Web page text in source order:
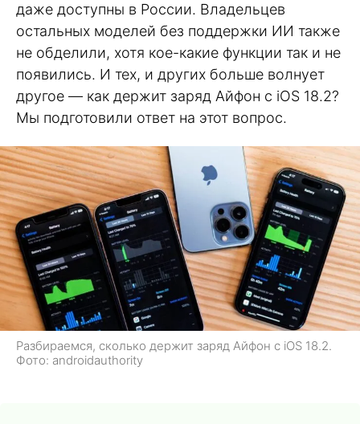
даже доступны в России. Владельцев
остальных моделей без поддержки ИИ также
не обделили, хотя кое-какие функции так и не
появились. И тех, и других больше волнует
другое — как держит заряд Айфон с iOS 18.2?
Мы подготовили ответ на этот вопрос.
Разбираемся, сколько держит заряд Айфон с iOS 18.2.
Фото: androidauthority